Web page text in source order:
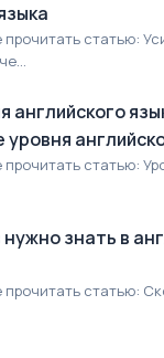
статью:
английского
статью:
знать в
статью: